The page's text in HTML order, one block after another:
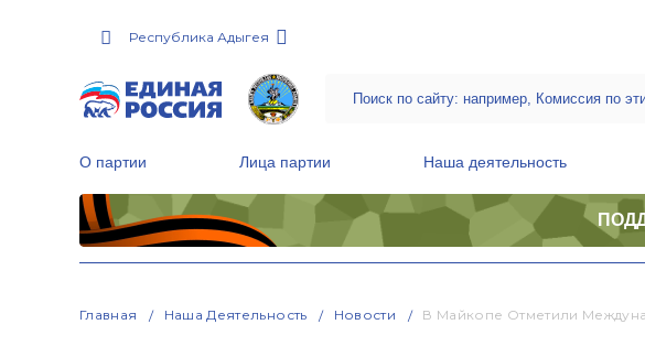
Республика Адыгея
О партии Лица партии Наша деятельность
Главная Наша Деятельность Новости В Майкопе Отметили